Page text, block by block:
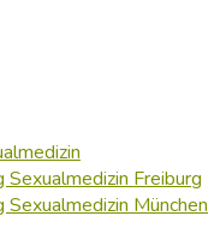
Freiburg
München